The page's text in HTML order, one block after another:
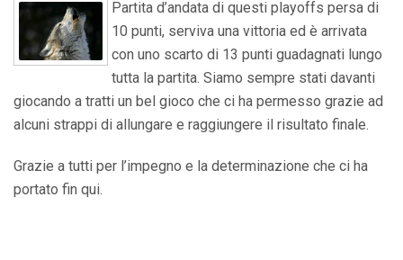
Partita d’andata di questi playoffs persa di
10 punti, serviva una vittoria ed è arrivata
con uno scarto di 13 punti guadagnati lungo
tutta la partita. Siamo sempre stati davanti
giocando a tratti un bel gioco che ci ha permesso grazie ad
alcuni strappi di allungare e raggiungere il risultato finale.
Grazie a tutti per l’impegno e la determinazione che ci ha
portato fin qui.